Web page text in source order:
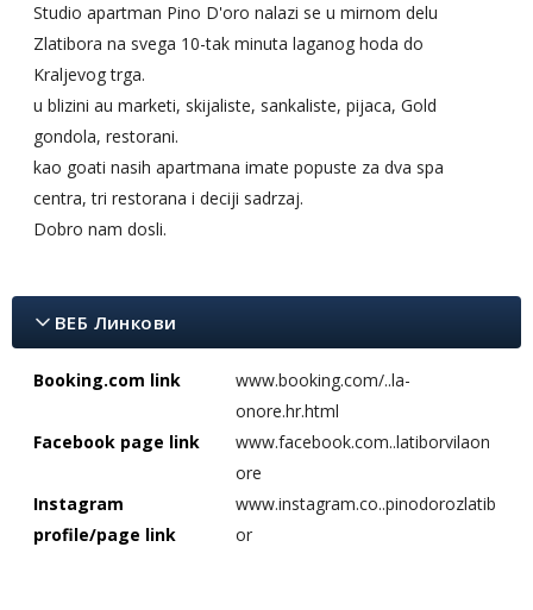
Studio apartman Pino D'oro nalazi se u mirnom delu
Zlatibora na svega 10-tak minuta laganog hoda do
Kraljevog trga.
u blizini au marketi, skijaliste, sankaliste, pijaca, Gold
gondola, restorani.
kao goati nasih apartmana imate popuste za dva spa
centra, tri restorana i deciji sadrzaj.
Dobro nam dosli.
ВЕБ Линкови
Booking.com link
www.booking.com/..la-
onore.hr.html
Facebook page link
www.facebook.com..latiborvilaon
ore
Instagram
profile/page link
www.instagram.co..pinodorozlatib
or